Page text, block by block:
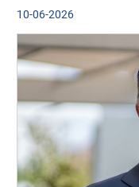
10-06-2026